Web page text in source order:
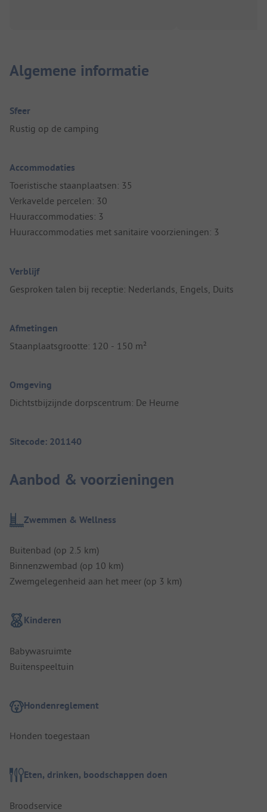
Algemene informatie
Sfeer
Rustig op de camping
Accommodaties
Toeristische staanplaatsen: 35
Verkavelde percelen: 30
Huuraccommodaties: 3
Huuraccommodaties met sanitaire voorzieningen: 3
Verblijf
Gesproken talen bij receptie: Nederlands, Engels, Duits
Afmetingen
Staanplaatsgrootte: 120 - 150 m²
Omgeving
Dichtstbijzijnde dorpscentrum: De Heurne
Sitecode: 201140
Aanbod & voorzieningen
Zwemmen & Wellness
Buitenbad (op 2.5 km)
Binnenzwembad (op 10 km)
Zwemgelegenheid aan het meer (op 3 km)
Kinderen
Babywasruimte
Buitenspeeltuin
Hondenreglement
Honden toegestaan
Eten, drinken, boodschappen doen
Broodservice